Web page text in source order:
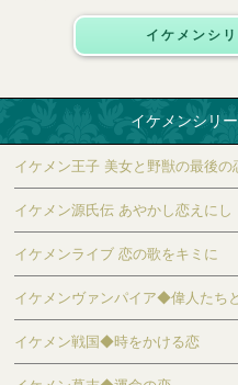
イケメンシ
イケメンシリ
イケメン王子 美女と野獣の最後の
イケメン源氏伝 あやかし恋えにし
イケメンライブ 恋の歌をキミに
イケメンヴァンパイア◆偉人たち
イケメン戦国◆時をかける恋